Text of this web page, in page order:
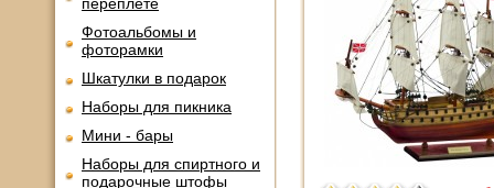
Фотоальбомы и
фоторамки
Шкатулки в подарок
Наборы для пикника
Мини - бары
Наборы для спиртного и
подарочные штофы